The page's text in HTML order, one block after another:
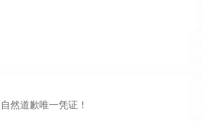
然道歉唯一凭证！